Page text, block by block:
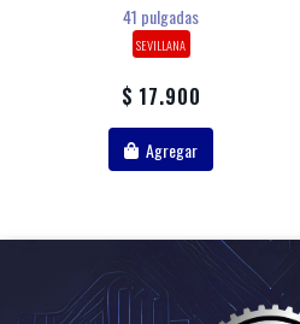
41 pulgadas
SEVILLANA
$ 17.900
Agregar